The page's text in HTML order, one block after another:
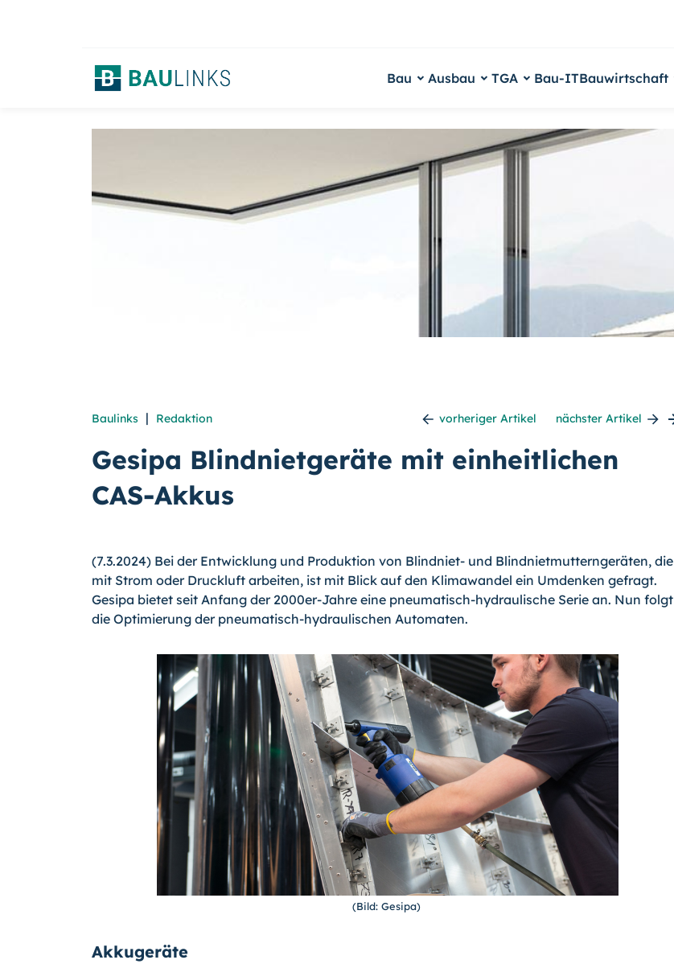
Bau Ausbau TGA Bau-ITBauwirtschaft
Baulinks | Redaktion vorheriger Artikel nächster Artikel
Gesipa Blindnietgeräte mit einheitlichen
CAS-Akkus
(7.3.2024) Bei der Entwicklung und Produktion von Blindniet- und Blindnietmutterngeräten, die
mit Strom oder Druckluft arbeiten, ist mit Blick auf den Klimawandel ein Umdenken gefragt.
Gesipa bietet seit Anfang der 2000er-Jahre eine pneumatisch-hydraulische Serie an. Nun folgt
die Optimierung der pneumatisch-hydraulischen Automaten.
(Bild: Gesipa)
Akkugeräte